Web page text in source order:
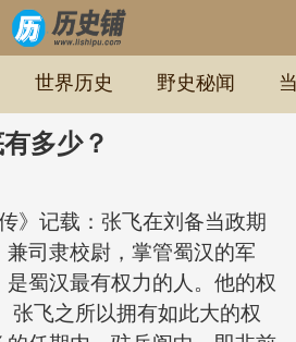
世界历史 野史秘闻
多少？
》记载：张飞在刘备当政期
司隶校尉，掌管蜀汉的军
蜀汉最有权力的人。他的权
张飞之所以拥有如此大的权